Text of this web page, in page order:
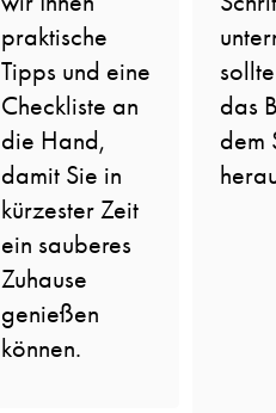
praktische
Tipps und eine
Checkliste an
die Hand,
damit Sie in
kürzester Zeit
ein sauberes
Zuhause
genießen
können.
das
dem